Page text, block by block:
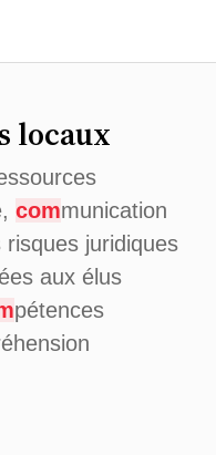
locaux
communication
juridiques
aux élus
pétences